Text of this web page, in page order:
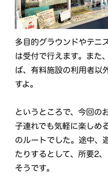
多目的グラウンドやテニ
は受付で行えます。また
ば、有料施設の利用者以
すよ。
というところで、今回の
子連れでも気軽に楽しめ
のルートでした。途中、
たりするとして、所要2
そうです。